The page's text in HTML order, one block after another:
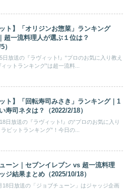
ット】「オリジンお惣菜」ランキング
超一流料理人が選ぶ１位は？
）
日放送の『ラヴィット!』“プロのお気に入り教え
ットランキング”は超一流料...
ット】「回転寿司みさき」ランキング｜1
寿司ネタは？（2022/2/18）
日放送の『ラヴィット!』の“プロのお気に入り
ビットランキング”！今日の...
ーン｜セブンイレブン vs 超一流料理
ジ結果まとめ（2025/10/18）
18日放送の「ジョブチューン」はジャッジ企画